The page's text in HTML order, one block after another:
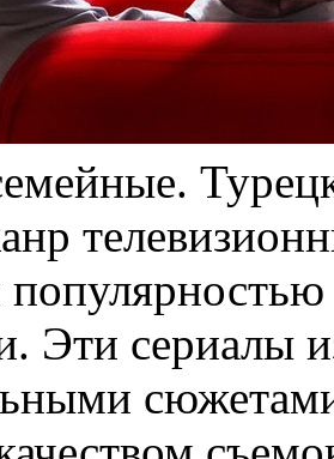
Эти сериалы